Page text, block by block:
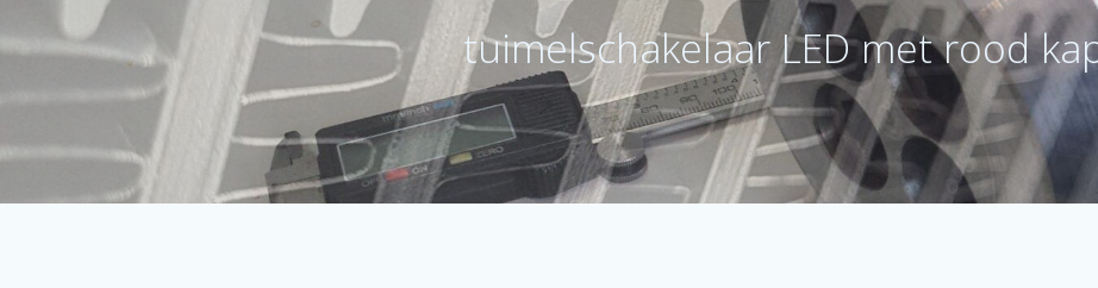
tuimelschakelaar LED met rood